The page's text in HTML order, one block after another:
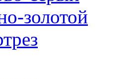
золотой